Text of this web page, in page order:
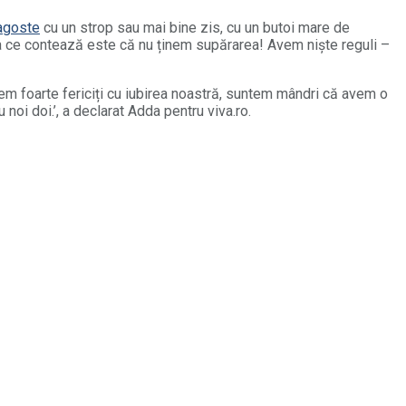
cu un strop sau mai bine zis, cu un butoi mare de
contează este că nu ținem supărarea! Avem niște reguli –
foarte fericiți cu iubirea noastră, suntem mândri că avem o
doi.’, a declarat Adda pentru viva.ro.